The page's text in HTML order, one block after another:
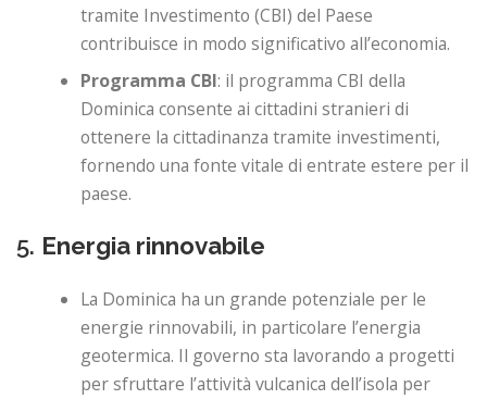
tramite Investimento (CBI) del Paese
contribuisce in modo significativo all’economia.
Programma CBI: il programma CBI della
Dominica consente ai cittadini stranieri di
ottenere la cittadinanza tramite investimenti,
fornendo una fonte vitale di entrate estere per il
paese.
5. Energia rinnovabile
La Dominica ha un grande potenziale per le
energie rinnovabili, in particolare l’energia
geotermica. Il governo sta lavorando a progetti
per sfruttare l’attività vulcanica dell’isola per